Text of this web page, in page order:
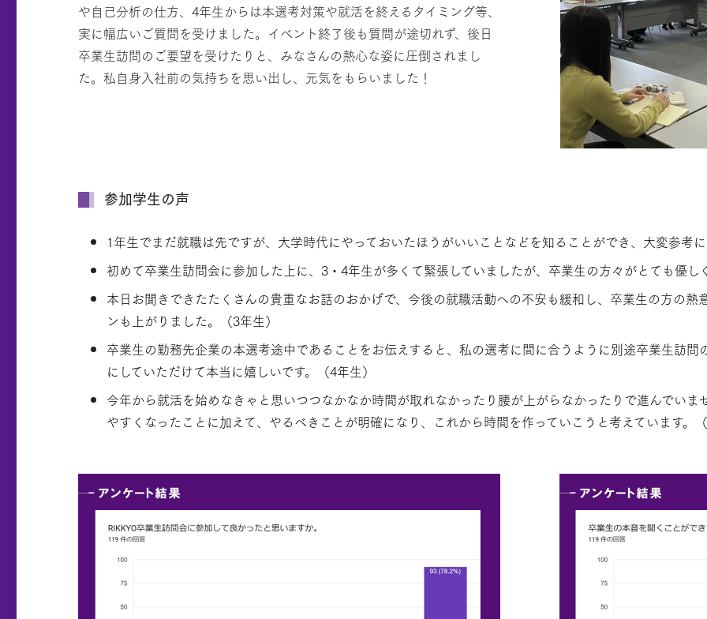
や自己分析の仕方、4年生からは本選考対策や就活を終えるタイミング等、
実に幅広いご質問を受けました。イベント終了後も質問が途切れず、後日
卒業生訪問のご要望を受けたりと、みなさんの熱心な姿に圧倒されまし
た。私自身入社前の気持ちを思い出し、元気をもらいました！
参加学生の声
1年生でまだ就職は先ですが、大学時代にやっておいたほうがいいことなどを知ることができ、大変参考
初めて卒業生訪問会に参加した上に、3・4年生が多くて緊張していましたが、卒業生の方々がとても優
本日お聞きできたたくさんの貴重なお話のおかげで、今後の就職活動への不安も緩和し、卒業生の方の
ンも上がりました。（3年生）
卒業生の勤務先企業の本選考途中であることをお伝えすると、私の選考に間に合うように別途卒業生訪
にしていただけて本当に嬉しいです。（4年生）
今年から就活を始めなきゃと思いつつなかなか時間が取れなかったり腰が上がらなかったりで進んでい
やすくなったことに加えて、やるべきことが明確になり、これから時間を作っていこうと考えています。